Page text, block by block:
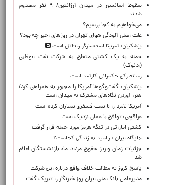
سقوط آسانسور در میدان آرژانتین/ ۹ نفر مصدوم
شدند
می‌خواهیم به کجا برسیم؟
علت اصلی آلودگی هوای تهران در روزهای اخیر چه بود؟
پزشکیان: آمریکا استعمارگر و قاتل است
حمله به یک کشتی متعلق به شرکت نفت ابوظبی
(ادنوک)
رسانه رکن حکمرانی کارآمد است
پزشکیان: گفت‌وگوها آمریکا را مجبور به همراهی کرد/
هنر، آوردن نگاه‌های مشترک به میدان است
آمریکا لامرد را با بمب فسفری بمباران کرده است
عراقچی: توافق با عمان نزدیک است
کشتی اماراتی در تنگه هرمز مورد حمله قرار گرفت
جایگاه ایران در امید به زندگی کجاست؟
جزئیات زمان واریز حقوق مرداد ماه بازنشستگان اعلام
شد
پاسخ کروز به مطالب خلاف واقع درباره این شرکت
مدیرعامل بانک ملی ایران روز خبرنگار را تبریک گفت